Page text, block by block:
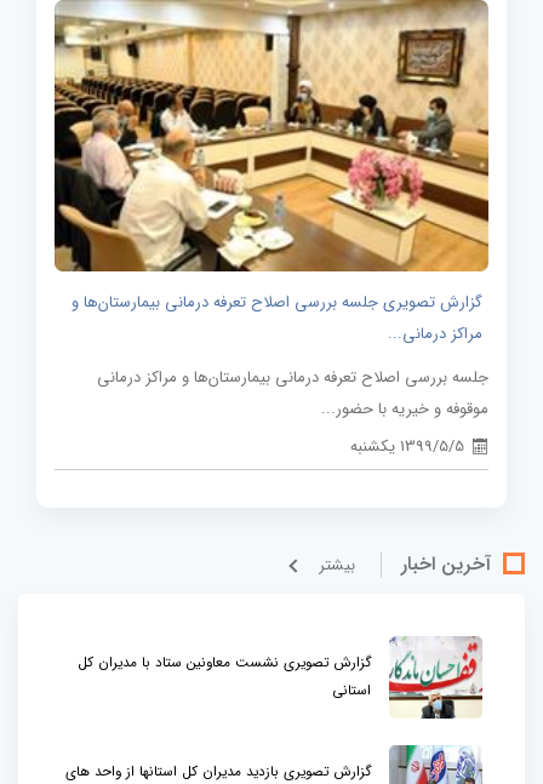
گزارش تصویری جلسه بررسی اصلاح تعرفه درمانی بیمارستان‌ها و
مراکز درمانی...
جلسه بررسی اصلاح تعرفه درمانی بیمارستان‌ها و مراکز درمانی
موقوفه و خیریه با حضور...
1399/5/5 یکشنبه
آخرین اخبار بيشتر
گزارش تصویری نشست معاونین ستاد با مدیران کل
استانی
گزارش تصویری بازدید مدیران کل استانها از واحد های